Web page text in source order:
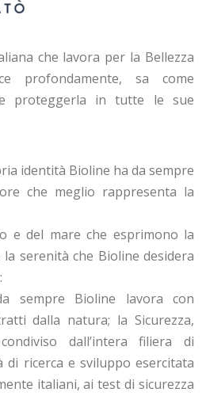
che lavora per la Bellezza
profondamente, sa come
proteggerla in tutte le sue
identità Bioline ha da sempre
che meglio rappresenta la
e del mare che esprimono la
serenità che Bioline desidera
sempre Bioline lavora con
dalla natura; la Sicurezza,
dall’intera filiera di
di ricerca e sviluppo esercitata
italiani, ai test di sicurezza